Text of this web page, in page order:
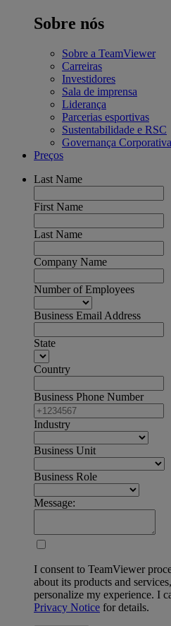
Sobre nós
Sobre a TeamViewer
Carreiras
Investidores
Sala de imprensa
Liderança
Parcerias esportivas
Sustentabilidade e RSC
Governança Corporativa
Preços
Last Name
First Name
Last Name
Company Name
Number of Employees
Business Email Address
State
Country
Business Phone Number
Industry
Business Unit
Business Role
Message:
I consent to TeamViewer
about its products and
personalize my experience. I
Privacy Notice for details.